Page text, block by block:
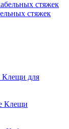
стяжек
Клещи для
Клещи